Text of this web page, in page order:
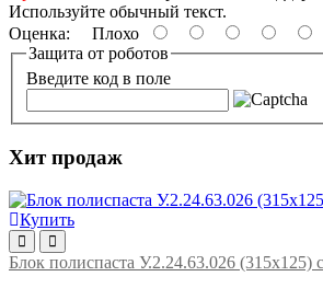
Используйте обычный текст.
Оценка: Плохо
Защита от роботов
Введите код в поле
Хит продаж
Купить
Блок полиспаста У.2.24.63.026 (315х125)